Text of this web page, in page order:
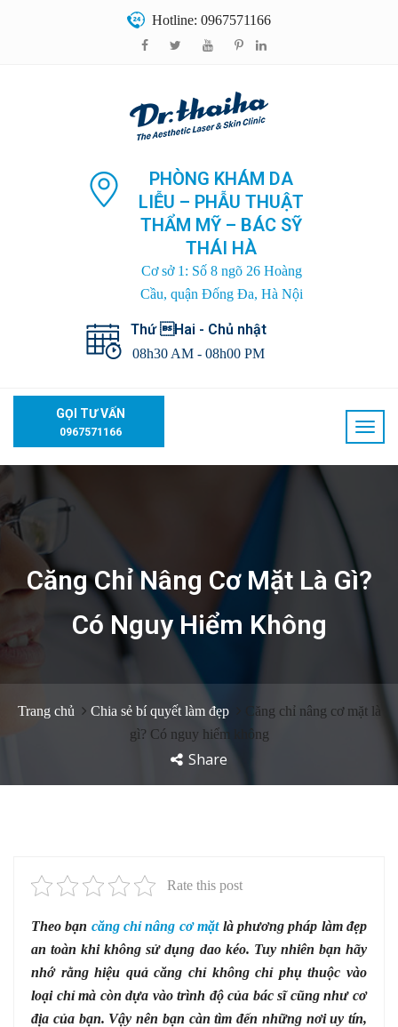
Hotline: 0967571166
PHÒNG KHÁM DA
LIỄU – PHẪU THUẬT
THẨM MỸ – BÁC SỸ
THÁI HÀ
Cơ sở 1: Số 8 ngõ 26 Hoàng
Cầu, quận Đống Đa, Hà Nội
Thứ Hai - Chủ nhật
08h30 AM - 08h00 PM
GỌI TƯ VẤN
0967571166
Căng Chỉ Nâng Cơ Mặt Là Gì?
Có Nguy Hiểm Không
Trang chủ Chia sẻ bí quyết làm đẹp
Căng chỉ nâng cơ mặt là
gì? Có nguy hiểm không
Share
Rate this post
Theo bạn căng chỉ nâng cơ mặtlà phương pháp làm đẹp
an toàn khi không sử dụng dao kéo. Tuy nhiên bạn hãy
nhớ rằng hiệu quả căng chỉ không chỉ phụ thuộc vào
loại chỉ mà còn dựa vào trình độ của bác sĩ cũng như cơ
địa của bạn. Vậy nên bạn càn tìm đến những nơi uy tín,